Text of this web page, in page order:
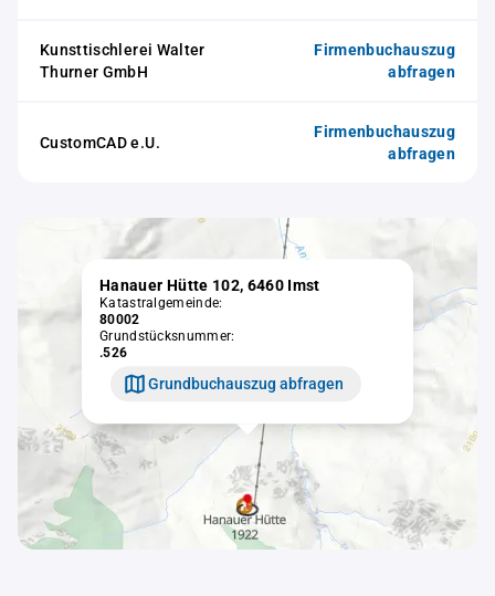
Kunsttischlerei Walter
Thurner GmbH
Firmenbuchauszug
abfragen
CustomCAD e.U.
Firmenbuchauszug
abfragen
Hanauer Hütte 102, 6460 Imst
Katastralgemeinde:
80002
Grundstücksnummer:
.526
Grundbuchauszug abfragen